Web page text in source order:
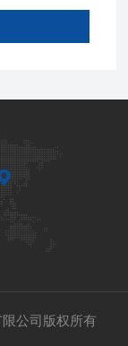
公司版权所有